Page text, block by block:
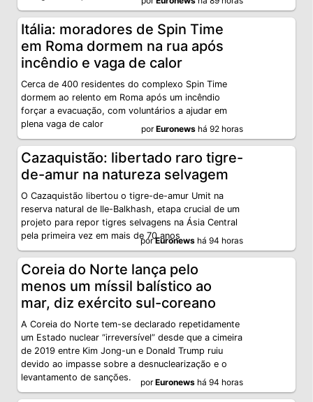
Itália: moradores de Spin Time
em Roma dormem na rua após
incêndio e vaga de calor
Cerca de 400 residentes do complexo Spin Time
dormem ao relento em Roma após um incêndio
forçar a evacuação, com voluntários a ajudar em
plena vaga de calor
porEuronews há 92 horas
Cazaquistão: libertado raro tigre-
de-amur na natureza selvagem
O Cazaquistão libertou o tigre-de-amur Umit na
reserva natural de Ile-Balkhash, etapa crucial de um
projeto para repor tigres selvagens na Ásia Central
pela primeira vez em mais de 70 anos
porEuronews há 94 horas
Coreia do Norte lança pelo
menos um míssil balístico ao
mar, diz exército sul-coreano
A Coreia do Norte tem-se declarado repetidamente
um Estado nuclear “irreversível” desde que a cimeira
de 2019 entre Kim Jong-un e Donald Trump ruiu
devido ao impasse sobre a desnuclearização e o
levantamento de sanções.
porEuronews há 94 horas